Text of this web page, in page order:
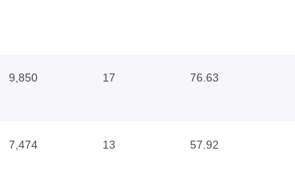
9,850 17 76.63
7,474 13 57.92